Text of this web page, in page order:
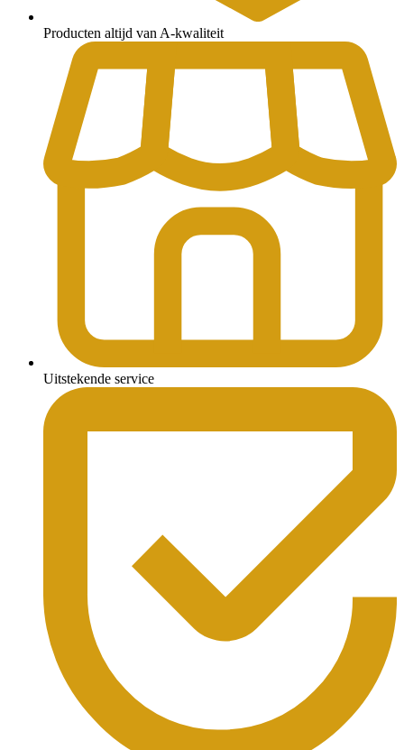
Producten altijd van A-kwaliteit
Uitstekende service